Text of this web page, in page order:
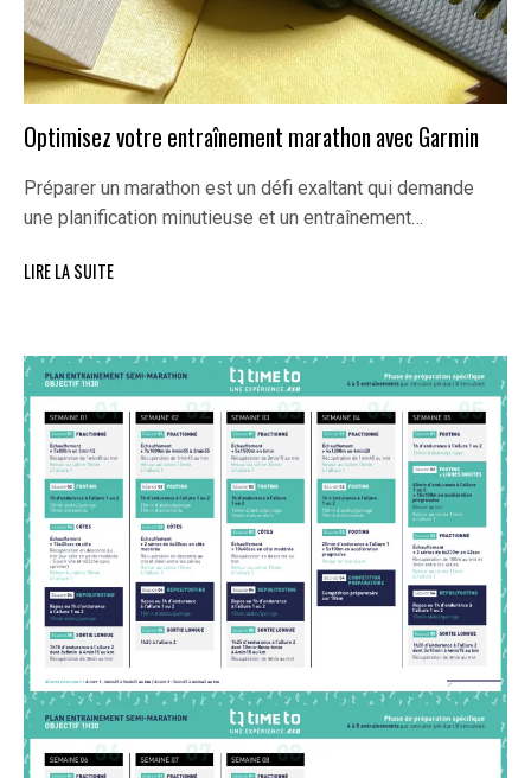
Optimisez votre entraînement marathon avec Garmin
Préparer un marathon est un défi exaltant qui demande
une planification minutieuse et un entraînement…
LIRE LA SUITE